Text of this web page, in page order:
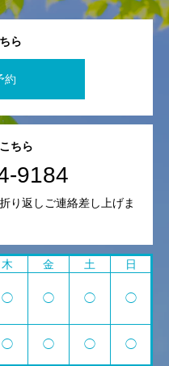
ら
約
ちら
9184
り返しご連絡差し上げま
木 金 土 日
◯ ◯ ◯ ◯
◯ ◯ ◯ ◯